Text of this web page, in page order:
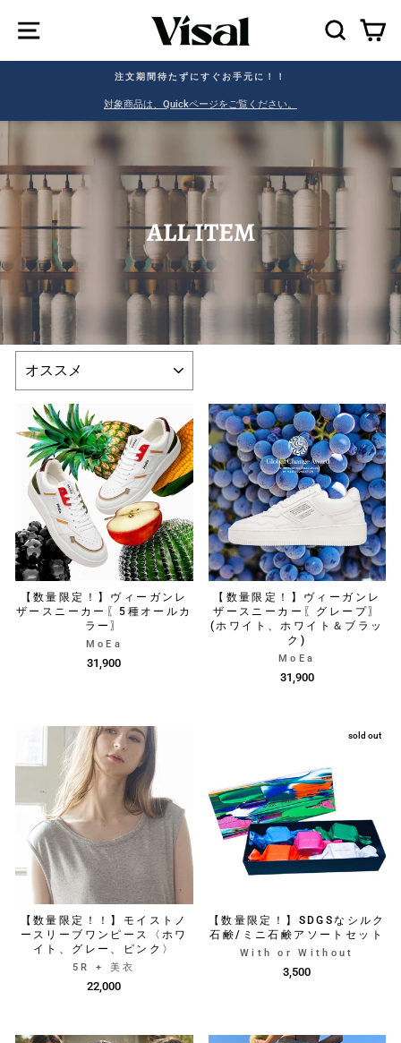
注文期間待たずにすぐお手元に！！
対象商品は、Quickページをご覧ください。
ALL ITEM
【数量限定！】ヴィーガンレ
ザースニーカー〖5種オールカ
ラー〗
MoEa
31,900
【数量限定！】ヴィーガンレ
ザースニーカー〖グレープ〗
(ホワイト、ホワイト＆ブラッ
ク)
MoEa
31,900
【数量限定！！】モイストノ
ースリーブワンピース〈ホワ
イト、グレー、ピンク〉
5R + 美衣
22,000
sold out
【数量限定！】SDGSなシルク
石鹸/ミニ石鹸アソートセット
With or Without
3,500